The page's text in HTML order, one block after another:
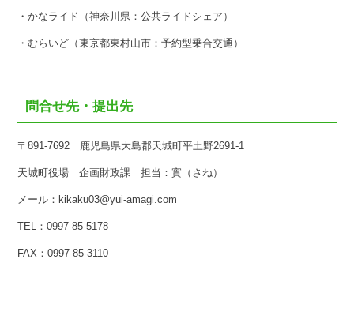
・かなライド（神奈川県：公共ライドシェア）
・むらいど（東京都東村山市：予約型乗合交通）
問合せ先・提出先
〒891-7692 鹿児島県大島郡天城町平土野2691-1
天城町役場 企画財政課 担当：實（さね）
メール：kikaku03@yui-amagi.com
TEL：0997-85-5178
FAX：0997-85-3110